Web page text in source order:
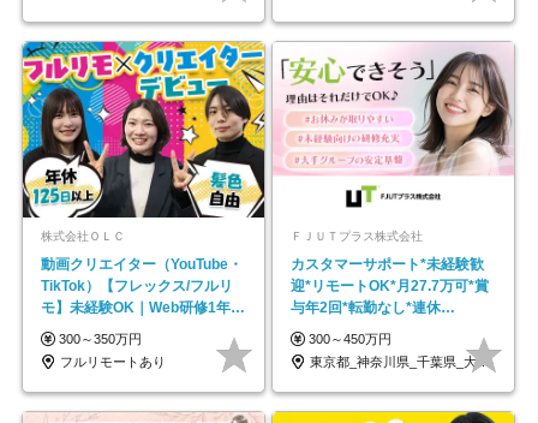
株式会社ＯＬＣ
動画クリエイター（YouTube・
TikTok）【フレックス/フルリ
モ】未経験OK｜Web研修1年間
｜副業OK
300～350万円
フルリモートあり
ＦＪＵＴプラス株式会社
カスタマーサポート*未経験歓
迎*リモートOK*月27.7万可*賞
与年2回*転勤なし*連休
OK/ZE010232
300～450万円
東京都_神奈川県_千葉県_大阪府_愛知県…